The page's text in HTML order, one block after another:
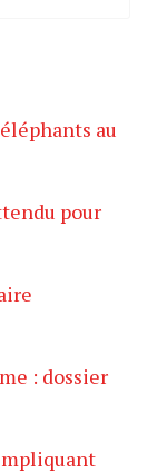
au
pour
: dossier